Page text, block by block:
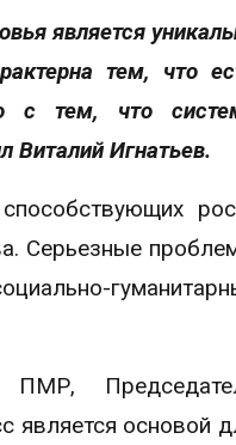
является
тем, что
с тем, что
Виталий Игнатьев.
Серьезные
ПМР,
является основой